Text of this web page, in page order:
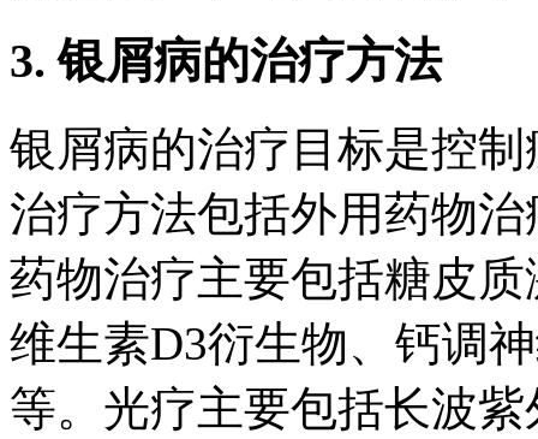
3. 银屑病的治疗方法
银屑病的治疗目标是控
治疗方法包括外用药物
药物治疗主要包括糖皮
维生素D3衍生物、钙调
等。光疗主要包括长波